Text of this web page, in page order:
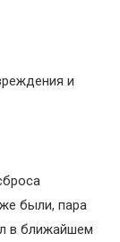
и
были, пара
в ближайшем